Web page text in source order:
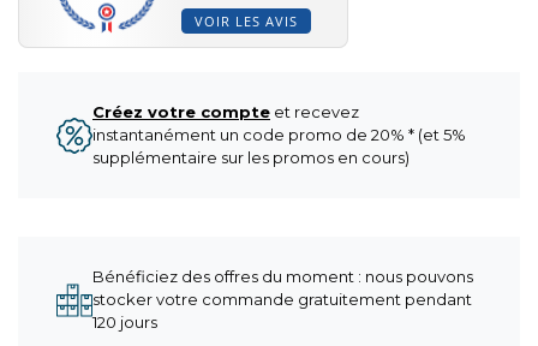
VOIR LES AVIS
Créez votre compte et recevez
instantanément un code promo de 20% * (et 5%
supplémentaire sur les promos en cours)
Bénéficiez des offres du moment : nous pouvons
stocker votre commande gratuitement pendant
120 jours